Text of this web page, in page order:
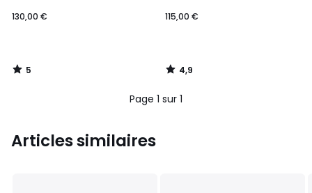
130,00 €
5
/
115,00 €
4,9
/
Page 1 sur 1
Articles similaires